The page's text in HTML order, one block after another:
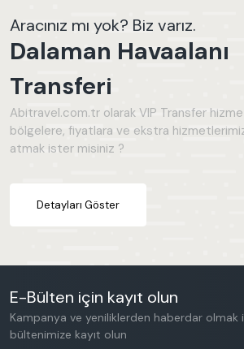
Aracınız mı yok? Biz varız.
Dalaman Havaalanı
Transferi
Abitravel.com.tr olarak VIP Transfer
bölgelere, fiyatlara ve ekstra
atmak ister misiniz ?
Detayları Göster
E-Bülten için kayıt olun
Kampanya ve yeniliklerden haberdar olmak
bültenimize kayıt olun